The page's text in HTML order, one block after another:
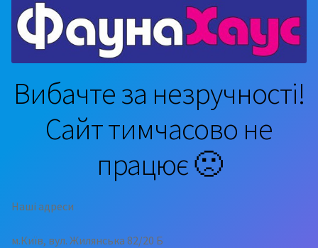
Вибачте за незручності!
Сайт тимчасово не
працює 🙁
Наші адреси
м.Київ, вул. Жилянська 82/20 Б